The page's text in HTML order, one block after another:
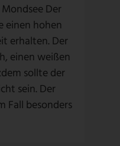
Der
einen hohen
erhalten. Der
einen weißen
sollte der
sein. Der
Fall besonders